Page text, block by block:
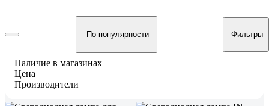
По популярности Фильтры
Наличие в магазинах
Цена
Производители